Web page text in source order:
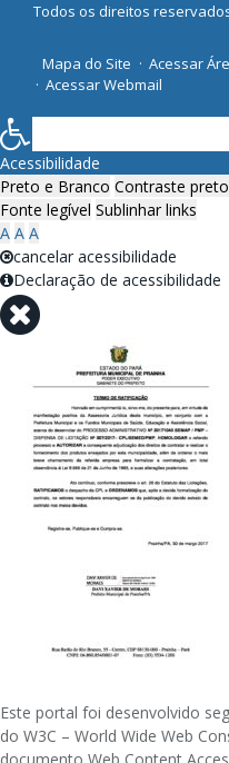
Todos os direitos
Mapa do Site
Acessar
Acessar Webmail
Acessibilidade
Preto e Branco Contraste preto
Fonte legível Sublinhar links
A A A
cancelar acessibilidade
Declaração de acessibilidade
Este portal foi desenvolvido
do W3C – World Wide Web